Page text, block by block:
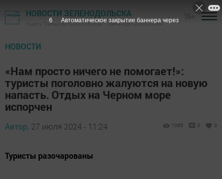
НОВОСТИ ЗЕЛЕНОДОЛЬСКА
Газета "Зеленодольская правда" - Зеленодольский район
НОВОСТИ
«Нам просто ничего не помогает!»:
туристы поголовно жалуются на новую
напасть. Отдых на Черном море
испорчен
Автор, 27 июля 2024 - 11:24 1095 0 0
Туристы разочарованы
5 Автоматическое закрытие баннера через